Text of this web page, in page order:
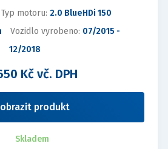
Typ motoru: 2.0 BlueHDi 150
Vozidlo vyrobeno: 07/2015 -
12/2018
Kč vč. DPH
produkt
Skladem